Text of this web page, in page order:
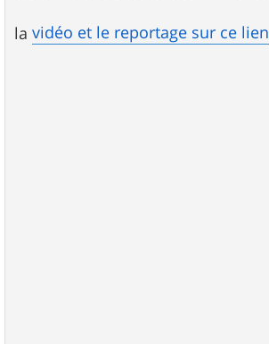
la vidéo et le reportage sur ce lien